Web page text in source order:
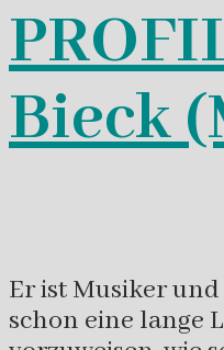
Bieck
Er ist Musiker
schon eine lange